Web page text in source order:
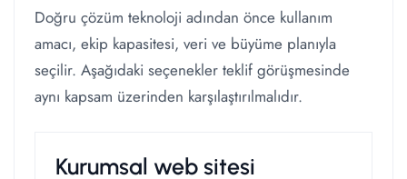
Doğru çözüm teknoloji adından önce kullanım
amacı, ekip kapasitesi, veri ve büyüme planıyla
seçilir. Aşağıdaki seçenekler teklif görüşmesinde
aynı kapsam üzerinden karşılaştırılmalıdır.
Kurumsal web sitesi